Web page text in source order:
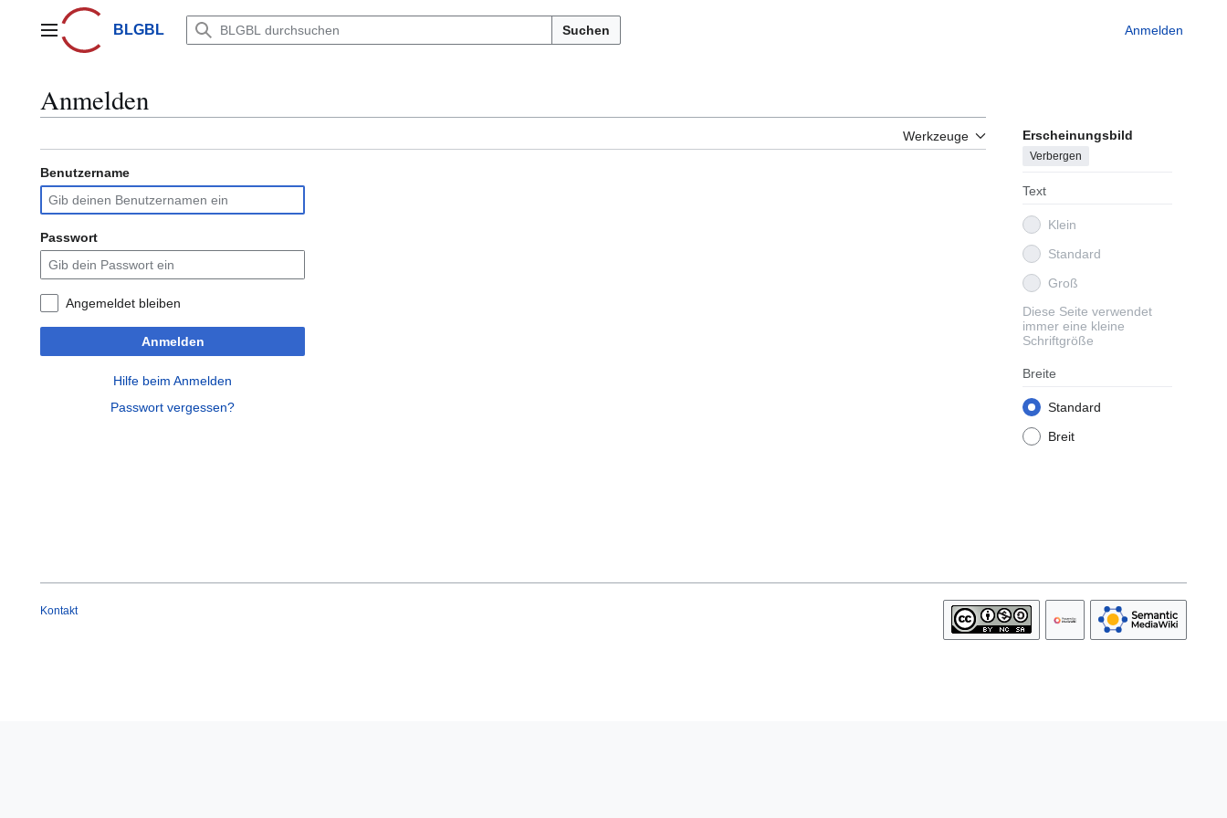
springenHauptmenüBLGBL Suchen Anmelden
Anmelden
Werkzeuge Erscheinungsbild
Verbergen
Text
Klein
Standard
Groß
Diese Seite verwendet
immer eine kleine
Schriftgröße
Breite
Standard
Breit
Benutzername
Passwort
Angemeldet bleiben
Anmelden
Hilfe beim Anmelden
Passwort vergessen?
Kontakt